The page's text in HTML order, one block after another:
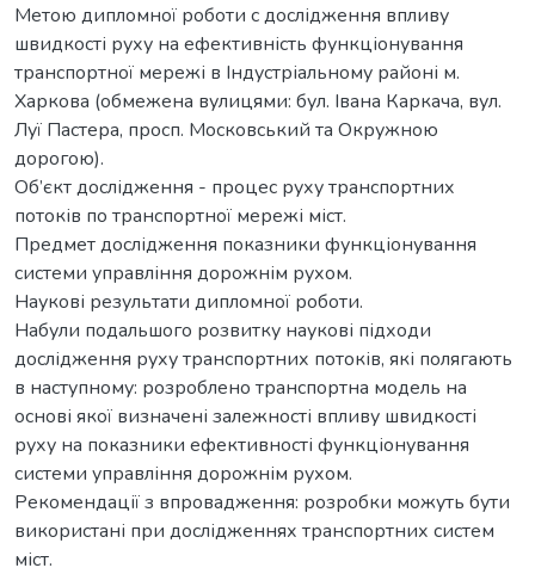
Метою дипломної роботи с дослідження впливу
швидкості руху на ефективність функціонування
транспортної мережі в Індустріальному районі м.
Харкова (обмежена вулицями: бул. Івана Каркача, вул.
Луї Пастера, просп. Московський та Окружною
дорогою).
Об’єкт дослідження - процес руху транспортних
потоків по транспортної мережі міст.
Предмет дослідження показники функціонування
системи управління дорожнім рухом.
Наукові результати дипломної роботи.
Набули подальшого розвитку наукові підходи
дослідження руху транспортних потоків, які полягають
в наступному: розроблено транспортна модель на
основі якої визначені залежності впливу швидкості
руху на показники ефективності функціонування
системи управління дорожнім рухом.
Рекомендації з впровадження: розробки можуть бути
використані при дослідженнях транспортних систем
міст.